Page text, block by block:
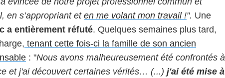
en s’appropriant eten me volant mon travail !". Une
a entièrement réfuté. Quelques semaines plus tard,
tenant cette fois-ci la famille de son ancien
: "Nous avons malheureusement été confrontés à
et j'ai découvert certaines vérités… (...) j'ai été mise à